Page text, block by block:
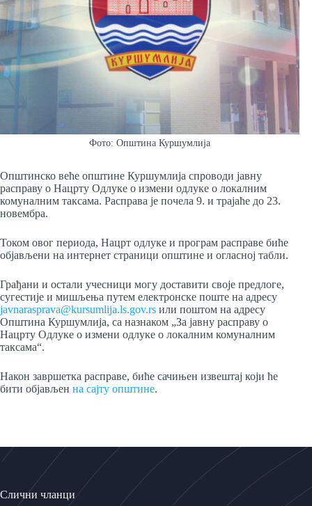
Фото: Општина Куршумлија
Општинско веће општине Куршумлија спроводи јавну
расправу о Нацрту Одлуке о измени одлуке о локалним
комуналним таксама. Расправа је почела 9. и трајаће до 23.
новембра.
Током овог периода, Нацрт одлуке и програм расправе биће
објављени на интернет страници општине и огласној табли.
Грађани и остали учесници могу доставити своје предлоге,
сугестије и мишљења путем електронске поште на адресу
javnarasprava@kursumlija.ls.gov.rs или поштом на адресу
Општина Куршумлија, са назнаком „За јавну расправу о
Нацрту Одлуке о измени одлуке о локалним комуналним
таксама“.
Након завршетка расправе, биће сачињен извештај који ће
бити објављен на сајту општине.
Слични чланци